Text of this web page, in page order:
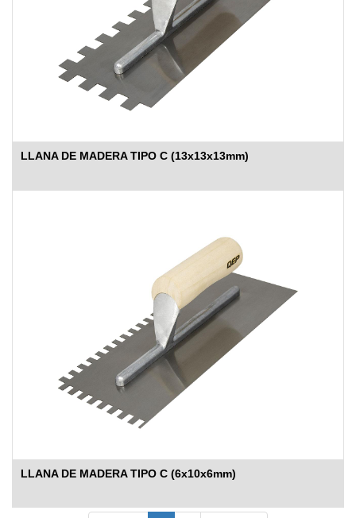
LLANA DE MADERA TIPO C (13x13x13mm)
LLANA DE MADERA TIPO C (6x10x6mm)